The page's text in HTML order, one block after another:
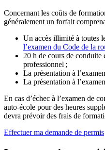
Concernant les coûts de
généralement un forfait
Un accès illimité à toutes
l’examen du Code de la
20 h de cours de conduite
professionnel ;
La présentation à
La présentation à
En cas d’échec à l’examen de
auto-école pour des heures
devra prévoir des frais de
Effectuer ma demande de permis